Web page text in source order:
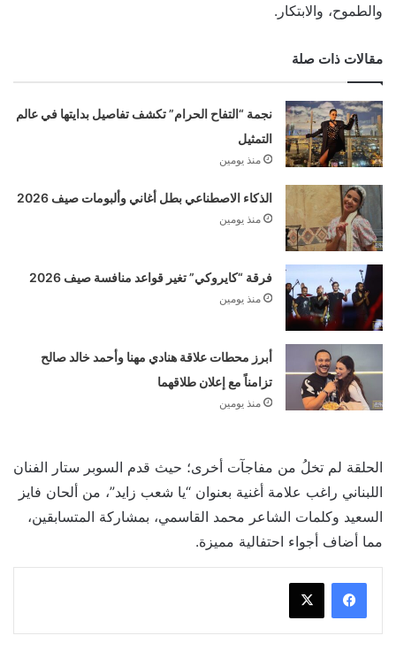
والطموح، والابتكار.
مقالات ذات صلة
نجمة “التفاح الحرام” تكشف تفاصيل بدايتها في عالم
التمثيل
منذ يومين
الذكاء الاصطناعي بطل أغاني وألبومات صيف 2026
منذ يومين
فرقة “كايروكي” تغير قواعد منافسة صيف 2026
منذ يومين
أبرز محطات علاقة هنادي مهنا وأحمد خالد صالح
تزامناً مع إعلان طلاقهما
منذ يومين
الحلقة لم تخلُ من مفاجآت أخرى؛ حيث قدم السوبر ستار الفنان
اللبناني راغب علامة أغنية بعنوان “يا شعب زايد”، من ألحان فايز
السعيد وكلمات الشاعر محمد القاسمي، بمشاركة المتسابقين،
مما أضاف أجواء احتفالية مميزة.